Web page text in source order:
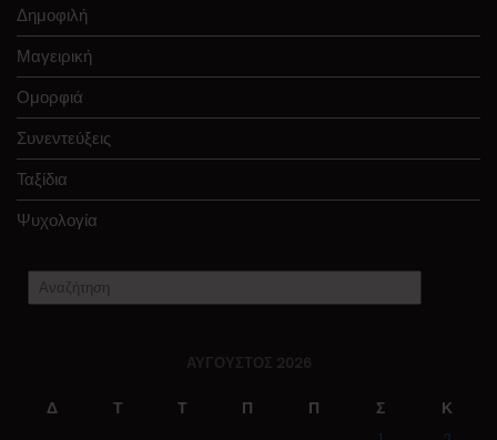
Δημοφιλή
Μαγειρική
Ομορφιά
Συνεντεύξεις
Ταξίδια
Ψυχολογία
ΑΎΓΟΥΣΤΟΣ 2026
Δ Τ Τ Π Π Σ
Κ